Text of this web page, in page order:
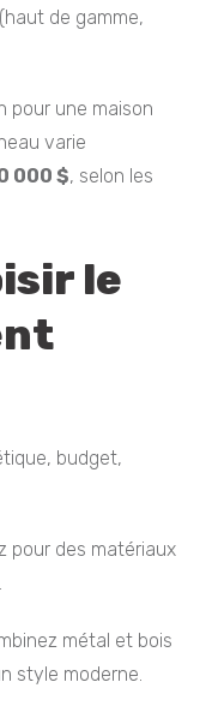
de gamme,
pour une maison
varie
000 $, selon les
le
budget,
pour des matériaux
métal et bois
style moderne.